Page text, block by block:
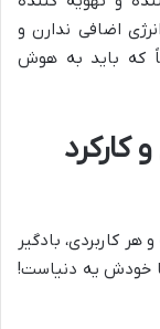
اضافی ندارن و
که باید به هوش
کارکرد
کاربردی، بادگیر
خودش یه دنیاست!